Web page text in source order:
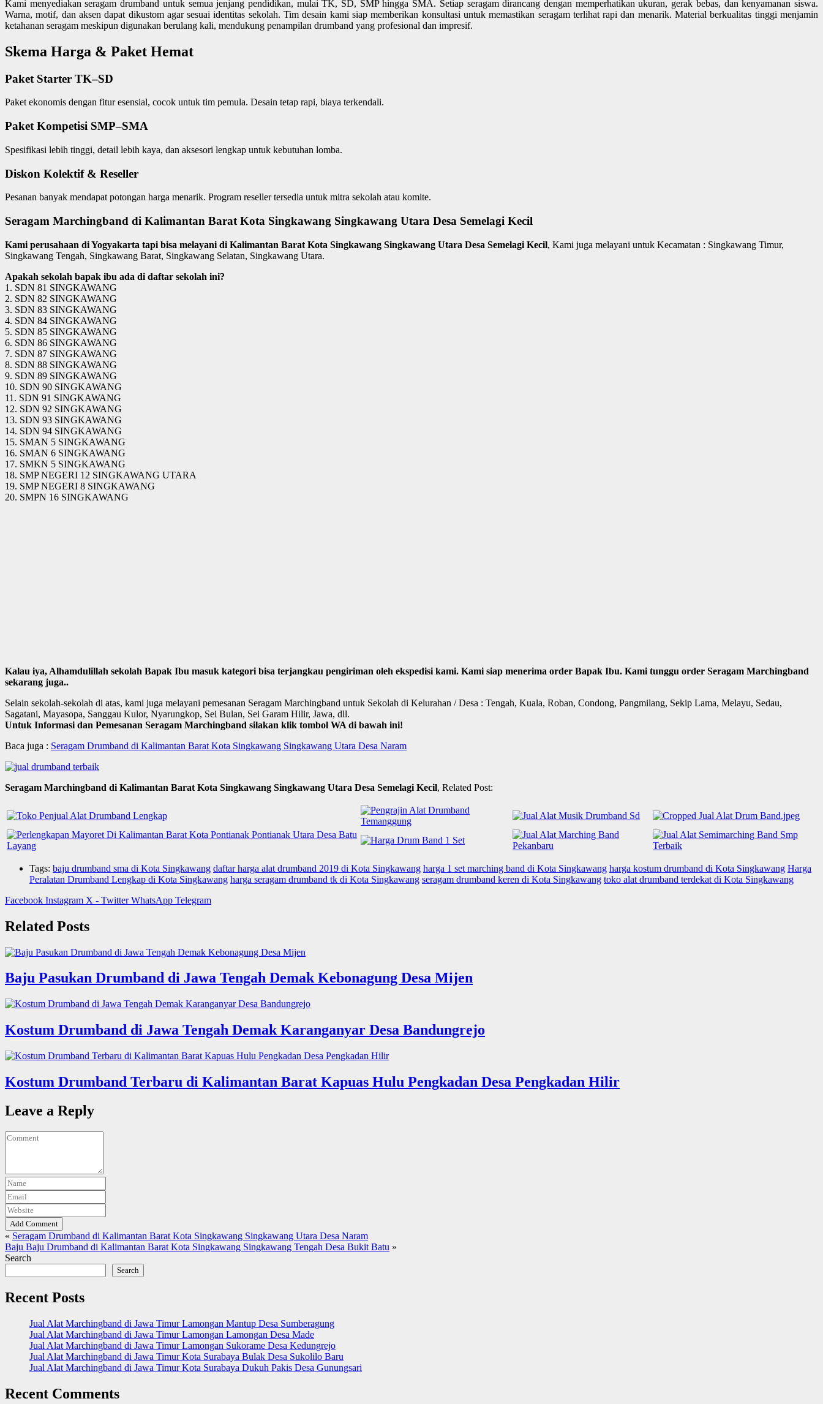
Kami menyediakan seragam drumband untuk semua jenjang pendidikan, mulai TK, SD, SMP hingga SMA. Setiap seragam dirancang dengan memperhatikan ukuran, gerak bebas, dan kenyamanan siswa.
Warna, motif, dan aksen dapat dikustom agar sesuai identitas sekolah. Tim desain kami siap memberikan konsultasi untuk memastikan seragam terlihat rapi dan menarik. Material berkualitas tinggi menjamin
ketahanan seragam meskipun digunakan berulang kali, mendukung penampilan drumband yang profesional dan impresif.
Skema Harga & Paket Hemat
Paket Starter TK–SD
Paket ekonomis dengan fitur esensial, cocok untuk tim pemula. Desain tetap rapi, biaya terkendali.
Paket Kompetisi SMP–SMA
Spesifikasi lebih tinggi, detail lebih kaya, dan aksesori lengkap untuk kebutuhan lomba.
Diskon Kolektif & Reseller
Pesanan banyak mendapat potongan harga menarik. Program reseller tersedia untuk mitra sekolah atau komite.
Seragam Marchingband di Kalimantan Barat Kota Singkawang Singkawang Utara Desa Semelagi Kecil
Kami perusahaan di Yogyakarta tapi bisa melayani di Kalimantan Barat Kota Singkawang Singkawang Utara Desa Semelagi Kecil, Kami juga melayani untuk Kecamatan : Singkawang Timur,
Singkawang Tengah, Singkawang Barat, Singkawang Selatan, Singkawang Utara.
Apakah sekolah bapak ibu ada di daftar sekolah ini?
1. SDN 81 SINGKAWANG
2. SDN 82 SINGKAWANG
3. SDN 83 SINGKAWANG
4. SDN 84 SINGKAWANG
5. SDN 85 SINGKAWANG
6. SDN 86 SINGKAWANG
7. SDN 87 SINGKAWANG
8. SDN 88 SINGKAWANG
9. SDN 89 SINGKAWANG
10. SDN 90 SINGKAWANG
11. SDN 91 SINGKAWANG
12. SDN 92 SINGKAWANG
13. SDN 93 SINGKAWANG
14. SDN 94 SINGKAWANG
15. SMAN 5 SINGKAWANG
16. SMAN 6 SINGKAWANG
17. SMKN 5 SINGKAWANG
18. SMP NEGERI 12 SINGKAWANG UTARA
19. SMP NEGERI 8 SINGKAWANG
20. SMPN 16 SINGKAWANG
Kalau iya, Alhamdulillah sekolah Bapak Ibu masuk kategori bisa terjangkau pengiriman oleh ekspedisi kami. Kami siap menerima order Bapak Ibu. Kami tunggu order Seragam Marchingband
sekarang juga..
Selain sekolah-sekolah di atas, kami juga melayani pemesanan Seragam Marchingband untuk Sekolah di Kelurahan / Desa : Tengah, Kuala, Roban, Condong, Pangmilang, Sekip Lama, Melayu, Sedau,
Sagatani, Mayasopa, Sanggau Kulor, Nyarungkop, Sei Bulan, Sei Garam Hilir, Jawa, dll.
Untuk Informasi dan Pemesanan Seragam Marchingband silakan klik tombol WA di bawah ini!
Baca juga : Seragam Drumband di Kalimantan Barat Kota Singkawang Singkawang Utara Desa Naram
Seragam Marchingband di Kalimantan Barat Kota Singkawang Singkawang Utara Desa Semelagi Kecil, Related Post:
Tags: baju drumband sma di Kota Singkawang daftar harga alat drumband 2019 di Kota Singkawang harga 1 set marching band di Kota Singkawang harga kostum drumband di Kota Singkawang Harga
Peralatan Drumband Lengkap di Kota Singkawang harga seragam drumband tk di Kota Singkawang seragam drumband keren di Kota Singkawang toko alat drumband terdekat di Kota Singkawang
Facebook Instagram X - Twitter WhatsApp Telegram
Related Posts
Baju Pasukan Drumband di Jawa Tengah Demak Kebonagung Desa Mijen
Kostum Drumband di Jawa Tengah Demak Karanganyar Desa Bandungrejo
Kostum Drumband Terbaru di Kalimantan Barat Kapuas Hulu Pengkadan Desa Pengkadan Hilir
Leave a Reply
Add Comment
« Seragam Drumband di Kalimantan Barat Kota Singkawang Singkawang Utara Desa Naram
Baju Baju Drumband di Kalimantan Barat Kota Singkawang Singkawang Tengah Desa Bukit Batu »
Search
Search
Recent Posts
Jual Alat Marchingband di Jawa Timur Lamongan Mantup Desa Sumberagung
Jual Alat Marchingband di Jawa Timur Lamongan Lamongan Desa Made
Jual Alat Marchingband di Jawa Timur Lamongan Sukorame Desa Kedungrejo
Jual Alat Marchingband di Jawa Timur Kota Surabaya Bulak Desa Sukolilo Baru
Jual Alat Marchingband di Jawa Timur Kota Surabaya Dukuh Pakis Desa Gunungsari
Recent Comments